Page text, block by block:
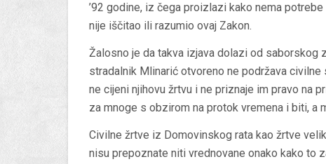
’92 godine, iz čega proizlazi kako nema
nije iščitao ili razumio ovaj Zakon.
Žalosno je da takva izjava dolazi od saborskog
stradalnik Mlinarić otvoreno ne podržava
ne cijeni njihovu žrtvu i ne priznaje im pravo na
za mnoge s obzirom na protok vremena i biti, a
Civilne žrtve iz Domovinskog rata kao žrtve
nisu prepoznate niti vrednovane onako kako to